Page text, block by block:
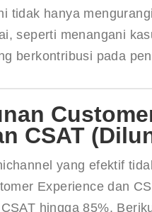
tidak hanya
seperti menangani
berkontribusi pada
CSAT
yang efektif
Experience dan
hingga 85%.